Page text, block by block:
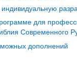
для
Современного
дополнений